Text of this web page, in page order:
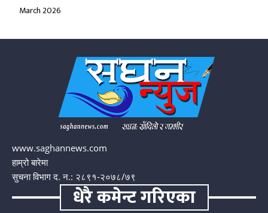
March 2026
www.saghannews.com
हाम्रो बारेमा
सुचना विभाग द. न.: २८९१-२०७८/७९
धेरै कमेन्ट गरिएका